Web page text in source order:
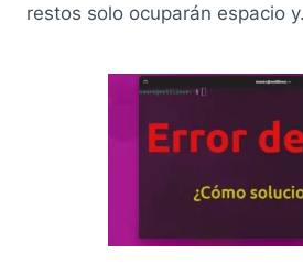
restos solo ocuparán espacio